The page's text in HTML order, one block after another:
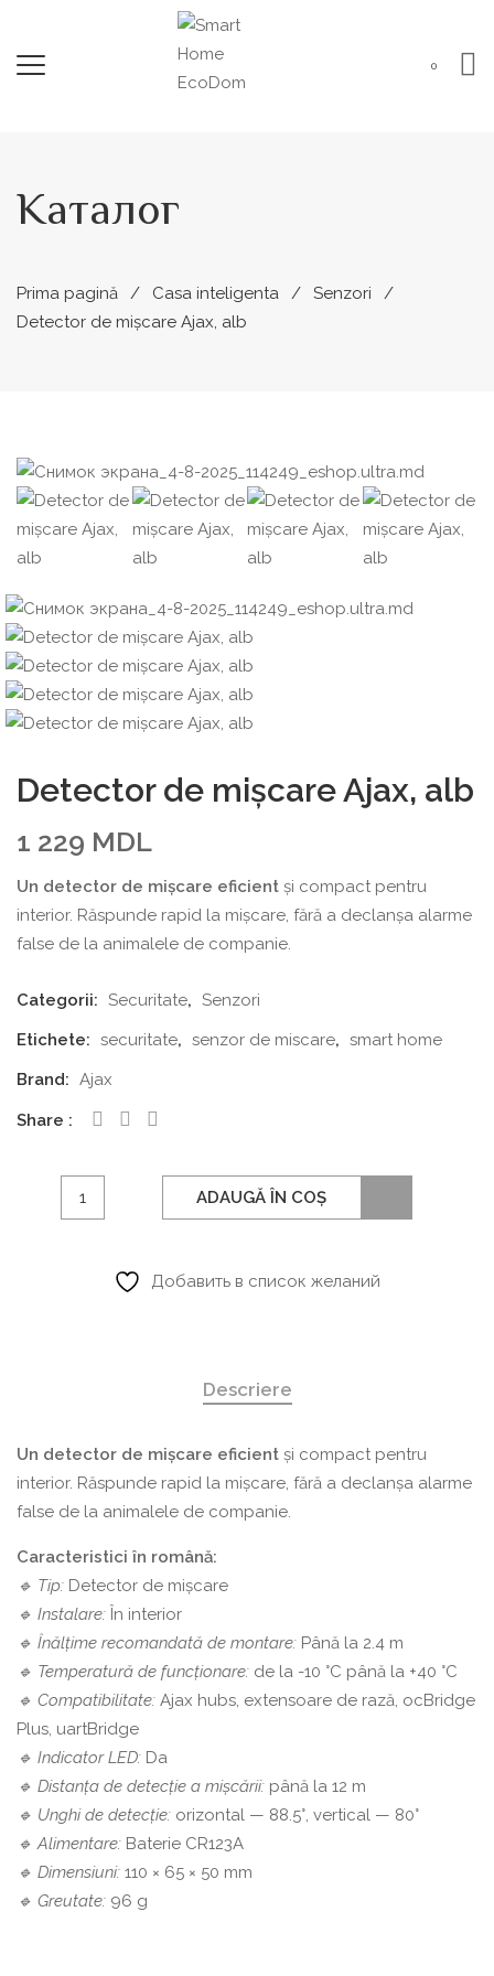
0
Каталог
Prima pagină Casa inteligenta
Senzori
Detector de mișcare Ajax, alb
Detector de mișcare Ajax, alb
1 229 MDL
Un detector de mișcare eficient și compact pentru
interior. Răspunde rapid la mișcare, fără a declanșa alarme
false de la animalele de companie.
Categorii: Securitate, Senzori
Etichete: securitate, senzor de miscare, smart home
Brand: Ajax
Share
Cantitate
Detector
mișcare
ADAUGĂ ÎN COȘ
Добавить в список желаний
Descriere
Un detector de mișcare eficient și compact pentru
interior. Răspunde rapid la mișcare, fără a declanșa alarme
false de la animalele de companie.
Caracteristici în română:
🔹 Tip: Detector de mișcare
🔹 Instalare: În interior
🔹 Înălțime recomandată de montare: Până la 2.4 m
🔹 Temperatură de funcționare: de la -10 °С până la +40 °С
🔹 Compatibilitate: Ajax hubs, extensoare de rază, ocBridge
Plus, uartBridge
🔹 Indicator LED: Da
🔹 Distanța de detecție a mișcării: până la 12 m
🔹 Unghi de detecție: orizontal — 88.5°, vertical — 80°
🔹 Alimentare: Baterie CR123A
🔹 Dimensiuni: 110 × 65 × 50 mm
🔹 Greutate: 96 g